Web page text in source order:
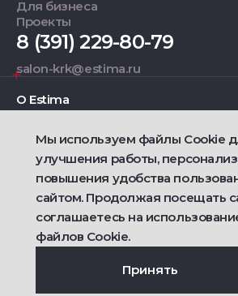
Для бизнеса
Проекты
8 (391) 229-80-79
salon-krk@estima.ru
О Estima
Дизайнерам
Фирменные салоны
2021 — 2026 © Estima
Политика конфиденциальности
Договор публичной оферты о
Ametist IT
Мы используем файлы Cookie
улучшения работы,
повышения удобства
сайтом. Продолжая посещать
соглашаетесь на
файлов Cookie.
Принять